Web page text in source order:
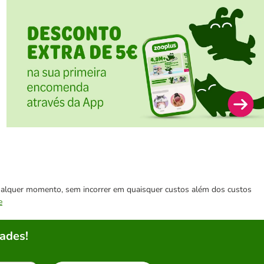
momento, sem incorrer em quaisquer custos além dos custos